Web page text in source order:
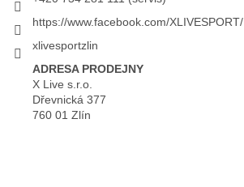
https://www.facebook.com/XLIVESPORT/
xlivesportzlin
ADRESA PRODEJNY
X Live s.r.o.
Dřevnická 377
760 01 Zlín